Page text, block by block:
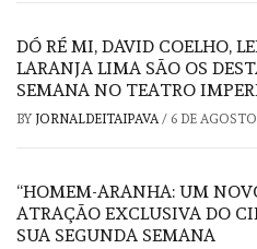
DÓ RÉ MI, DAVID COELHO,
LARANJA LIMA SÃO OS
SEMANA NO TEATRO
BY JORNALDEITAIPAVA/ 6 DE
“HOMEM-ARANHA: UM
ATRAÇÃO EXCLUSIVA DO
SUA SEGUNDA SEMANA